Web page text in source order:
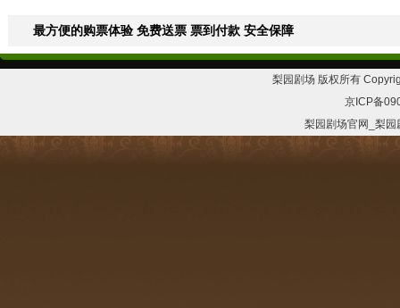
最方便的购票体验 免费送票 票到付款 安全保障
梨园剧场 版权所有
京ICP备
梨园剧场官网_梨